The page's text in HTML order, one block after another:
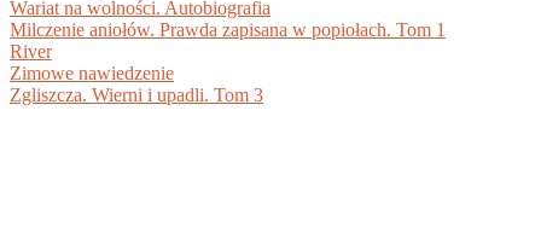
Wariat na wolności. Autobiografia
Milczenie aniołów. Prawda zapisana w popiołach. Tom 1
River
Zimowe nawiedzenie
Zgliszcza. Wierni i upadli. Tom 3